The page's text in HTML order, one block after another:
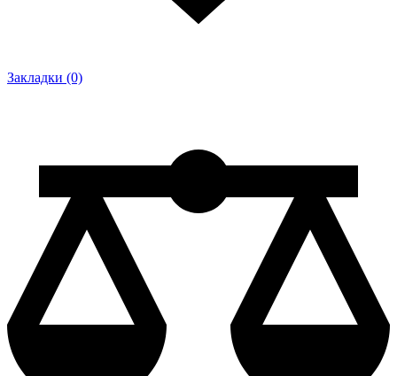
Закладки (0)